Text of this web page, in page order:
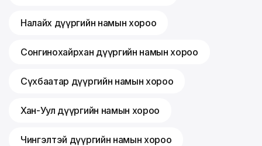
Налайх дүүргийн намын хороо
Сонгинохайрхан дүүргийн намын хороо
Сүхбаатар дүүргийн намын хороо
Хан-Уул дүүргийн намын хороо
Чингэлтэй дүүргийн намын хороо